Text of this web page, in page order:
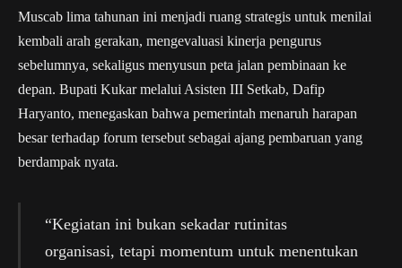
Muscab lima tahunan ini menjadi ruang strategis untuk menilai
kembali arah gerakan, mengevaluasi kinerja pengurus
sebelumnya, sekaligus menyusun peta jalan pembinaan ke
depan. Bupati Kukar melalui Asisten III Setkab, Dafip
Haryanto, menegaskan bahwa pemerintah menaruh harapan
besar terhadap forum tersebut sebagai ajang pembaruan yang
berdampak nyata.
“Kegiatan ini bukan sekadar rutinitas
organisasi, tetapi momentum untuk menentukan